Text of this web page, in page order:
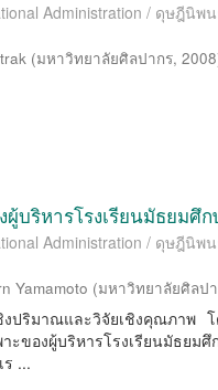
Administration / ดุษฎีนิพ
(มหาวิทยาลัยศิลปากร,2008
บริหารโรงเรียนมัธยมศึก
Administration / ดุษฎีนิพ
Yamamoto (มหาวิทยาลัยศิลป
งปริมาณและวิจัยเชิงคุณภาพ
ของผู้บริหารโรงเรียนมัธย
...